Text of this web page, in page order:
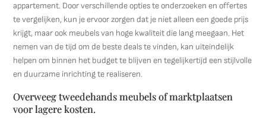
appartement. Door verschillende opties te onderzoeken en offertes
te vergelijken, kun je ervoor zorgen dat je niet alleen een goede prijs
krijgt, maar ook meubels van hoge kwaliteit die lang meegaan. Het
nemen van de tijd om de beste deals te vinden, kan uiteindelijk
helpen om binnen het budget te blijven en tegelijkertijd een stijlvolle
en duurzame inrichting te realiseren.
Overweeg tweedehands meubels of marktplaatsen
voor lagere kosten.